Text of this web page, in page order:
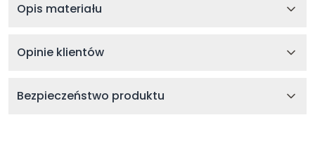
Opis materiału
Opinie klientów
Bezpieczeństwo produktu